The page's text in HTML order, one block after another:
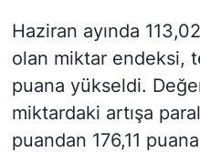
Haziran ayında
olan miktar endeksi,
puana yükseldi.
miktardaki artışa
puandan 176,11